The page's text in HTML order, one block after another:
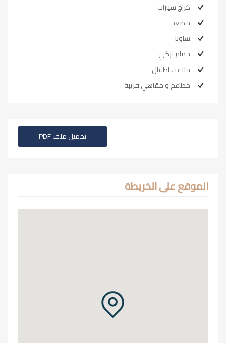
كراج سيارات
مصعد
ساونا
حمام تركي
ملاعب اطفال
مطاعم و مقاهي قريبة
تحميل ملف PDF
الموقع على الخريطة